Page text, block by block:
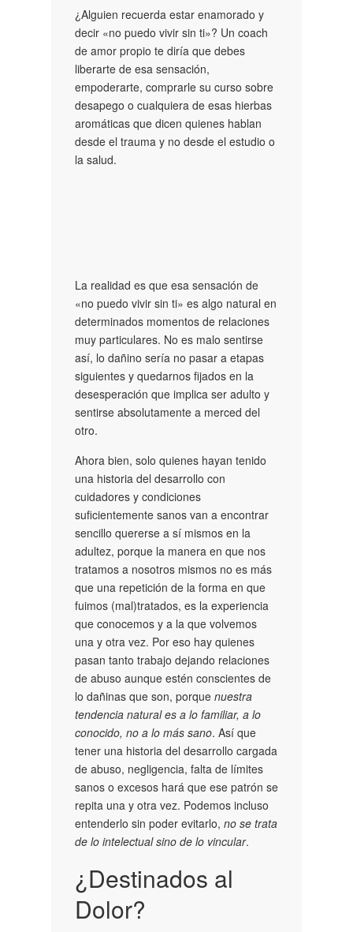
¿Alguien recuerda estar enamorado y
decir «no puedo vivir sin ti»? Un coach
de amor propio te diría que debes
liberarte de esa sensación,
empoderarte, comprarle su curso sobre
desapego o cualquiera de esas hierbas
aromáticas que dicen quienes hablan
desde el trauma y no desde el estudio o
la salud.
La realidad es que esa sensación de
«no puedo vivir sin ti» es algo natural en
determinados momentos de relaciones
muy particulares. No es malo sentirse
así, lo dañino sería no pasar a etapas
siguientes y quedarnos fijados en la
desesperación que implica ser adulto y
sentirse absolutamente a merced del
otro.
Ahora bien, solo quienes hayan tenido
una historia del desarrollo con
cuidadores y condiciones
suficientemente sanos van a encontrar
sencillo quererse a sí mismos en la
adultez, porque la manera en que nos
tratamos a nosotros mismos no es más
que una repetición de la forma en que
fuimos (mal)tratados, es la experiencia
que conocemos y a la que volvemos
una y otra vez. Por eso hay quienes
pasan tanto trabajo dejando relaciones
de abuso aunque estén conscientes de
lo dañinas que son, porque nuestra
tendencia natural es a lo familiar, a lo
conocido, no a lo más sano. Así que
tener una historia del desarrollo cargada
de abuso, negligencia, falta de límites
sanos o excesos hará que ese patrón se
repita una y otra vez. Podemos incluso
entenderlo sin poder evitarlo, no se trata
de lo intelectual sino de lo vincular.
¿Destinados al
Dolor?